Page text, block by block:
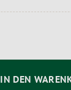
IN DEN